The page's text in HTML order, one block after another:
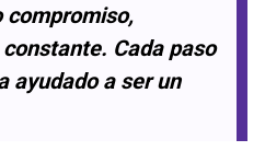
compromiso,
Cada paso
ayudado a ser un